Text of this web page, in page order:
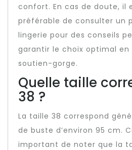
confort. En cas de doute, il
préférable de consulter un
lingerie pour des conseils
garantir le choix optimal en
soutien-gorge.
Quelle taille
38 ?
La taille 38 correspond
de buste d’environ 95 cm.
important de noter que la